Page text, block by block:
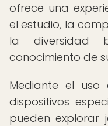
ofrece una
el estudio, la
la diversidad
conocimiento de
Mediante el
dispositivos
pueden explorar